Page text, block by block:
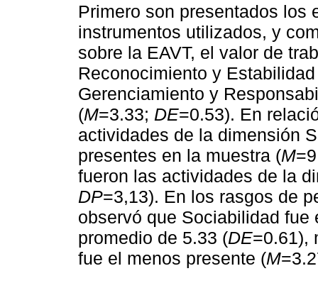
Primero son presentados los
instrumentos utilizados, y
sobre la EAVT, el valor de
Reconocimiento y
Gerenciamiento y
(M=3.33; DE=0.53). En
actividades de la dimensión
presentes en la muestra (M
fueron las actividades de la
DP=3,13). En los rasgos de
observó que Sociabilidad
promedio de 5.33 (DE=0.61),
fue el menos presente (M